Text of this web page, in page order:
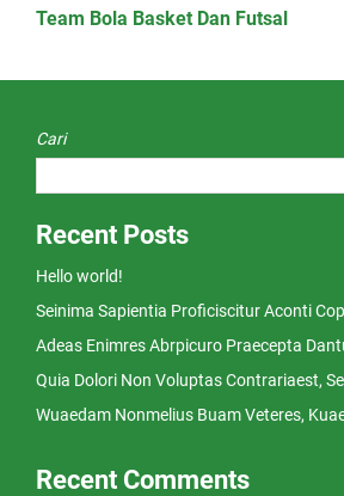
Team Bola Basket Dan Futsal
Cari
Recent Posts
Hello world!
Seinima Sapientia Proficiscitur Aconti
Adeas Enimres Abrpicuro Praecepta
Quia Dolori Non Voluptas Contrariaest,
Wuaedam Nonmelius Buam Veteres,
Recent Comments